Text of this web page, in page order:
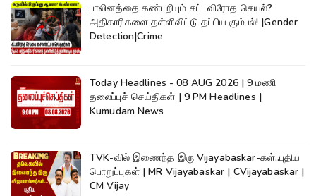
பாலினத்தை கண்டறியும் சட்டவிரோத செயல்?
அதிகாரிகளை தள்ளிவிட்டு தப்பிய கும்பல்! |Gender
Detection|Crime
Today Headlines - 08 AUG 2026 | 9 மணி
தலைப்புச் செய்திகள் | 9 PM Headlines |
Kumudam News
TVK-வில் இணைந்த இரு Vijayabaskar-கள்..புதிய
பொறுப்புகள் | MR Vijayabaskar | CVijayabaskar |
CM Vijay